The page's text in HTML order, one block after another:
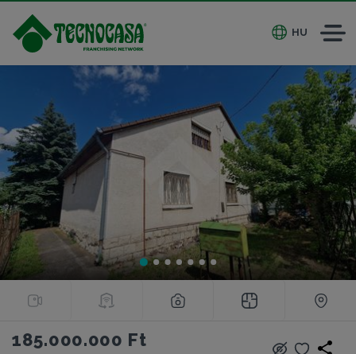
HU
185.000.000 Ft